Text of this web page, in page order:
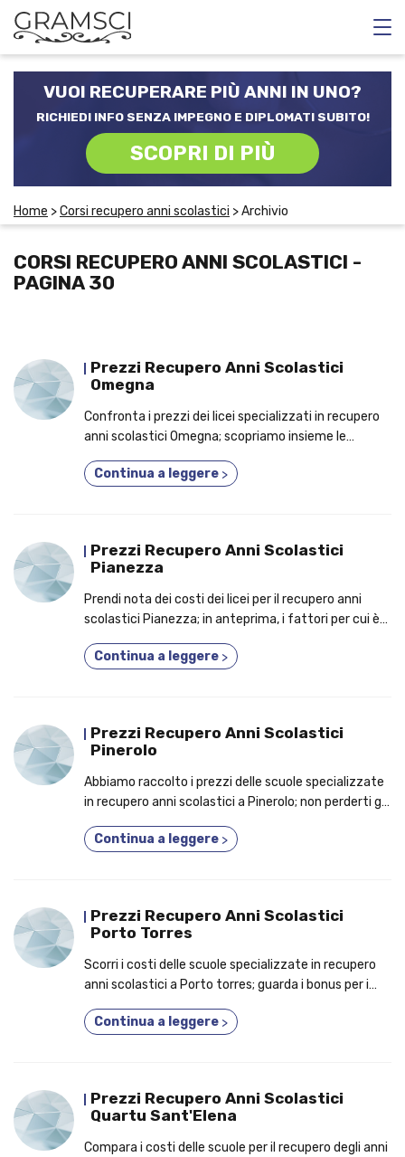
SCUOLE DI INGLESE
CERCA
VUOI RECUPERARE PIÙ ANNI IN UNO?
RICHIEDI INFO SENZA IMPEGNO E DIPLOMATI SUBITO!
SCOPRI DI PIÙ
Home >Corsi recupero anni scolastici >Archivio
CORSI RECUPERO ANNI SCOLASTICI -
PAGINA 30
Prezzi Recupero Anni Scolastici
Omegna
Confronta i prezzi dei licei specializzati in recupero
anni scolastici Omegna; scopriamo insieme le
un corso fino a 5 anni in uno!
Continua a leggere >
Prezzi Recupero Anni Scolastici
Pianezza
Prendi nota dei costi dei licei per il recupero anni
scolastici Pianezza; in anteprima, i fattori per cui è
alternativo!
Continua a leggere >
Prezzi Recupero Anni Scolastici
Pinerolo
Abbiamo raccolto i prezzi delle scuole specializzate
in recupero anni scolastici a Pinerolo; non perderti gli
indirizzo di studi!
Continua a leggere >
Prezzi Recupero Anni Scolastici
Porto Torres
Scorri i costi delle scuole specializzate in recupero
anni scolastici a Porto torres; guarda i bonus per i
Continua a leggere >
Prezzi Recupero Anni Scolastici
Quartu Sant'Elena
Compara i costi delle scuole per il recupero degli anni